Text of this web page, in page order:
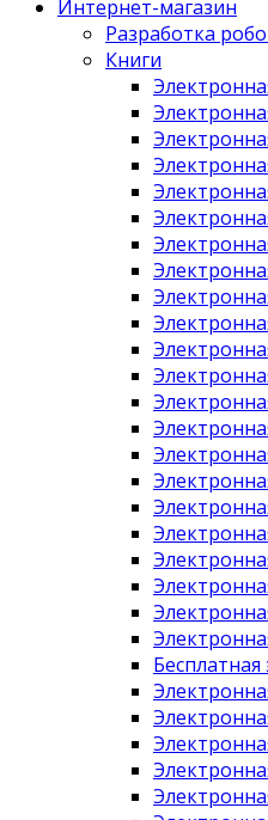
Интернет-магазин
Разработка
Книги